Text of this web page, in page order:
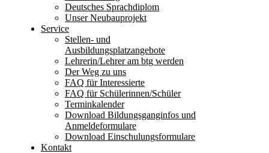
Deutsches Sprachdiplom
Unser Neubauprojekt
Service
Stellen- und
Ausbildungsplatzangebote
Lehrerin/Lehrer am btg werden
Der Weg zu uns
FAQ für Interessierte
FAQ für Schülerinnen/Schüler
Terminkalender
Download Bildungsganginfos und
Anmeldeformulare
Download Einschulungsformulare
Kontakt